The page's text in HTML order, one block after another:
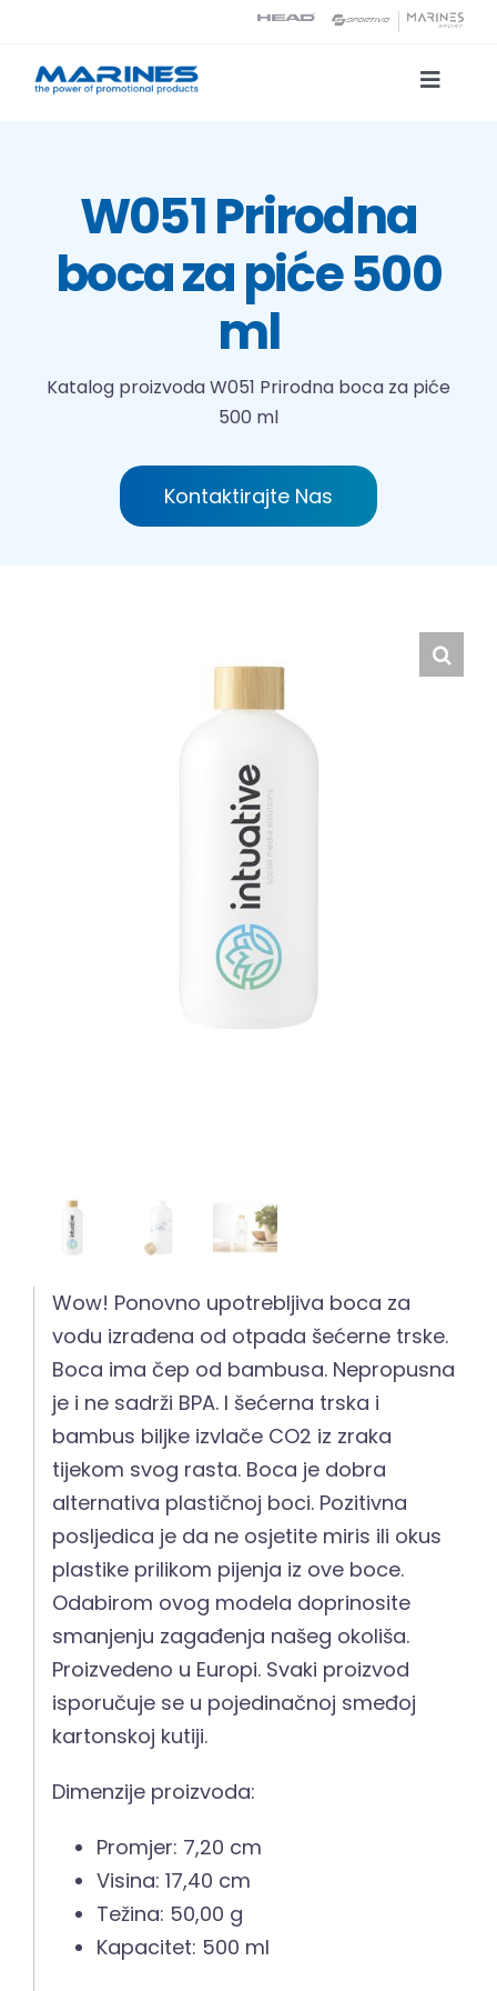
content
Toggle
Tehnologije tiska
O nama
W051 Prirodna
boca za piće 500
ml
Katalog proizvodaW051 Prirodna boca za piće
500 ml
Kontaktirajte Nas
Wow! Ponovno upotrebljiva boca za
vodu izrađena od otpada šećerne trske.
Boca ima čep od bambusa. Nepropusna
je i ne sadrži BPA. I šećerna trska i
bambus biljke izvlače CO2 iz zraka
tijekom svog rasta. Boca je dobra
alternativa plastičnoj boci. Pozitivna
posljedica je da ne osjetite miris ili okus
plastike prilikom pijenja iz ove boce.
Odabirom ovog modela doprinosite
smanjenju zagađenja našeg okoliša.
Proizvedeno u Europi. Svaki proizvod
isporučuje se u pojedinačnoj smeđoj
kartonskoj kutiji.
Dimenzije proizvoda:
Promjer: 7,20 cm
Visina: 17,40 cm
Težina: 50,00 g
Kapacitet: 500 ml